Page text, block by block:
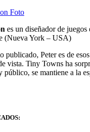
es un diseñador de juegos
(Nueva York – USA)
publicado, Peter es de
vista. Tiny Towns ha
se mantiene a la